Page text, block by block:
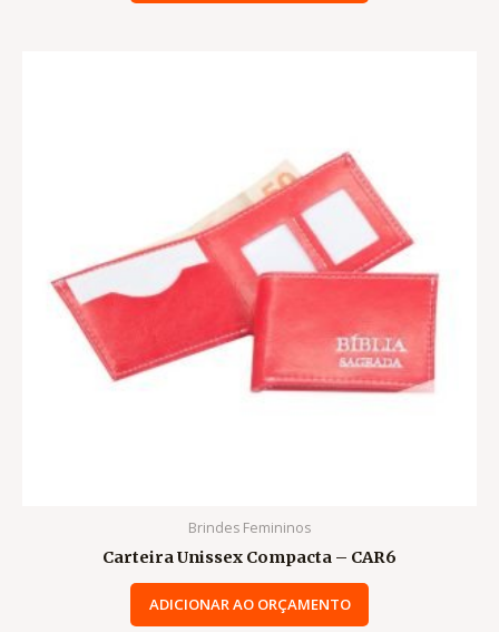
Brindes Femininos
Carteira Unissex Compacta – CAR6
ADICIONAR AO ORÇAMENTO